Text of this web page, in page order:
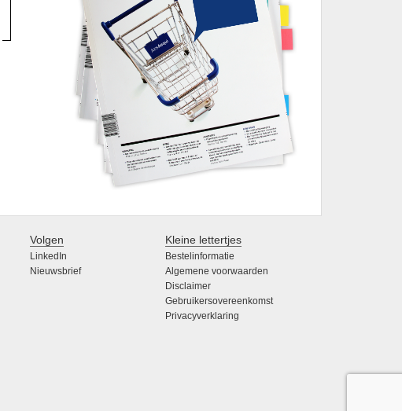
Volgen
LinkedIn
Nieuwsbrief
Kleine lettertjes
Bestelinformatie
Algemene voorwaarden
Disclaimer
Gebruikersovereenkomst
Privacyverklaring